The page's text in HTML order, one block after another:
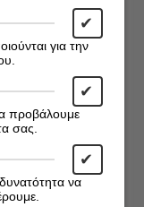
από 1 έως 3
9062300140245
Κρέμα
με Γάλα,
✔
για την
✔
προβάλουμε
σας.
✔
να